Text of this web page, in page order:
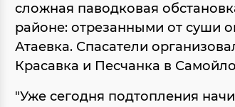
сложная паводковая
районе: отрезанными от суши
Атаевка. Спасатели
Красавка и Песчанка в
"Уже сегодня подтопления